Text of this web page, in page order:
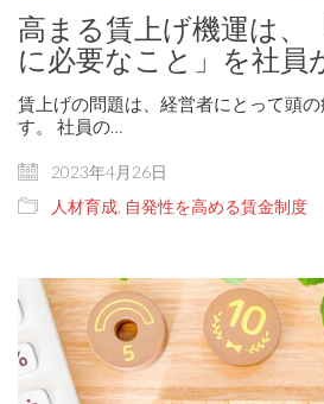
高まる賃上げ機運は、
に必要なこと」を社員
賃上げの問題は、経営者にとって頭
す。 社員の…
2023年4月26日
人材育成 自発性を高める賃金制度